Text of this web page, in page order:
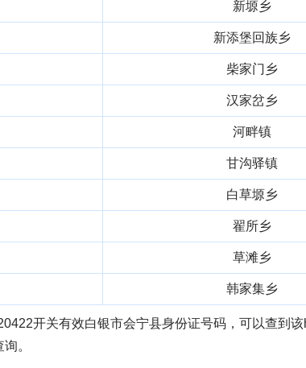
新塬乡
新添堡回族乡
柴家门乡
汉家岔乡
河畔镇
甘沟驿镇
白草塬乡
翟所乡
草滩乡
韩家集乡
开关有效白银市会宁县身份证号码，可以查到
。